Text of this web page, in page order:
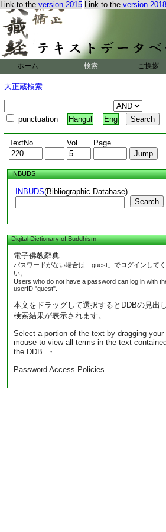
Link to the version 2015 Link to the version 2018
ホーム 検索 ご挨拶
大正蔵検索
punctuation Hangul Eng
TextNo. Vol. Page
INBUDS
INBUDS(Bibliographic Database)
Search
Digital Dictionary of Buddhism
電子佛教辭典
パスワードがない場合は「guest」でログインして
い。
Users who do not have a password can log in with
userID "guest".
本文をドラッグして選択するとDDBの見出
検索結果が表示されます。
Select a portion of the text by dragging your
mouse to view all terms in the text
the DDB. ・
Password Access Policies